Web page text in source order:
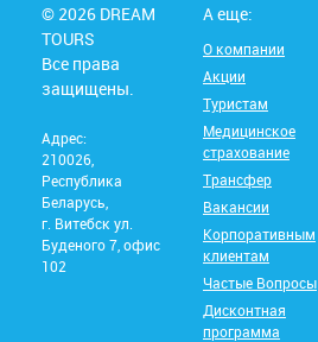
© 2026 DREAM
TOURS
Все права
защищены.
Адрес:
210026,
Республика
Беларусь,
г. Витебск ул.
Буденого 7, офис
102
А еще:
О компании
Акции
Туристам
Медицинское
страхование
Трансфер
Вакансии
Корпоративным
клиентам
Частые Вопросы
Дисконтная
программа